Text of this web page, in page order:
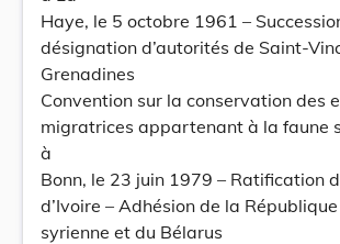
Haye, le 5 octobre 1961 –
désignation d’autorités de Saint-
Grenadines
Convention sur la conservation des
migratrices appartenant à la faune
à
Bonn, le 23 juin 1979 – Ratification
d’Ivoire – Adhésion de la
syrienne et du Bélarus